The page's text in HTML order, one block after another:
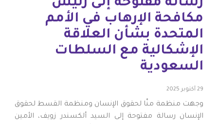
رسالة مفتوحة إلى رئيس
مكافحة الإرهاب في الأمم
المتحدة بشأن العلاقة
الإشكالية مع السلطات
السعودية
29 أكتوبر 2025
وجهت منظمة منّا لحقوق الإنسان ومنظمة القسط لحقوق
الإنسان رسالة مفتوحة إلى السيد ألكسندر زويف، الأمين